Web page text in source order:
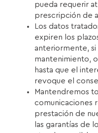
pueda requerir
prescripción de
Los datos
expiren los
anteriormente,
mantenimiento,
hasta que el
revoque el
Mantendremos
comunicaciones
prestación de
las garantías de